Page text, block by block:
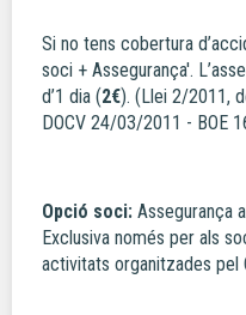
Si no tens cobertura
soci + Assegurança'.
d’1 dia (2€). (Llei 2/2011,
DOCV 24/03/2011 - BOE
Opció soci: Assegurança
Exclusiva només per als
activitats organitzades pel